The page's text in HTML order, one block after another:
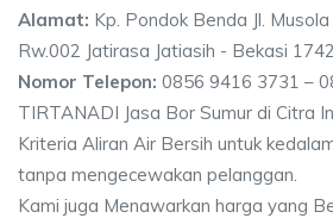
Alamat: Kp. Pondok Benda Jl.
Rw.002 Jatirasa Jatiasih - Bekasi
Nomor Telepon: 0856 9416 3731 –
TIRTANADI Jasa Bor Sumur di Citra
Kriteria Aliran Air Bersih untuk
tanpa mengecewakan pelanggan.
Kami juga Menawarkan harga yang